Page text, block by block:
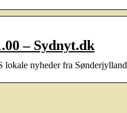
– Sydnyt.dk
lokale nyheder fra Sønderjylland